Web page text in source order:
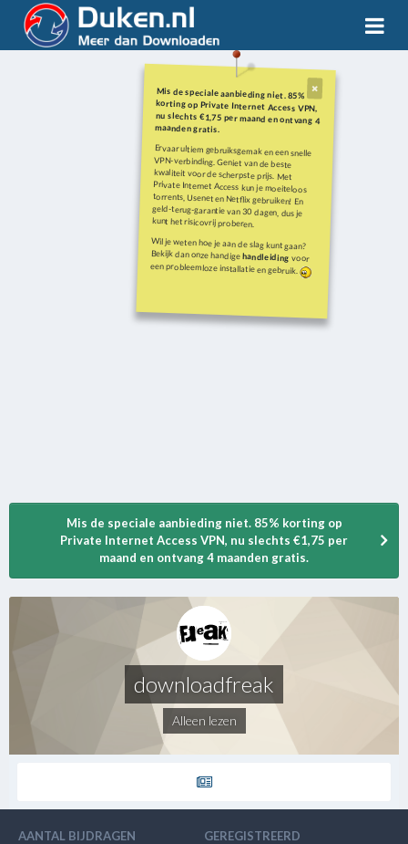
Mis de speciale aanbieding niet. 85%
korting op Private Internet Access VPN,
nu slechts €1,75 per maand en ontvang 4
maanden gratis.
Ervaar ultiem gebruiksgemak en een snelle
VPN-verbinding. Geniet van de beste
kwaliteit voor de scherpste prijs. Met
Private Internet Access kun je moeiteloos
torrents, Usenet en Netflix gebruiken! En
geld-terug-garantie van 30 dagen, dus je
kunt het risicovrij proberen.
Wil je weten hoe je aan de slag kunt gaan?
Bekijk dan onze handigehandleiding voor
een probleemloze installatie en gebruik.
Mis de speciale aanbieding niet. 85% korting op
Private Internet Access VPN, nu slechts €1,75 per
maand en ontvang 4 maanden gratis.
downloadfreak
Alleen lezen
AANTAL BIJDRAGEN GEREGISTREERD